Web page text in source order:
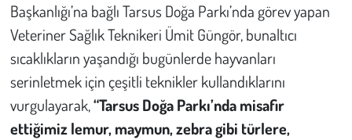
Başkanlığı’na bağlı Tarsus Doğa Parkı’nda görev yapan
Veteriner Sağlık Teknikeri Ümit Güngör, bunaltıcı
sıcaklıkların yaşandığı bugünlerde hayvanları
serinletmek için çeşitli teknikler kullandıklarını
vurgulayarak,“Tarsus Doğa Parkı’nda misafir
ettiğimiz lemur, maymun, zebra gibi türlere,